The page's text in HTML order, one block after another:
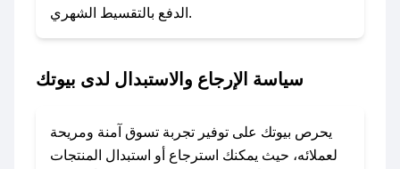
المفضل؟
في حال عدم توفر كوبونات لمتجرك المفضل، يمكنك
أسرع وقت ممكن.
### كيف تحصل على كوبونات خصم حصرية من
بيوتك؟
الدفع بالتقسيط الشهري.
سياسة الإرجاع والاستبدال لدى بيوتك
يحرص بيوتك على توفير تجربة تسوق آمنة ومريحة
لعملائه، حيث يمكنك استرجاع أو استبدال المنتجات